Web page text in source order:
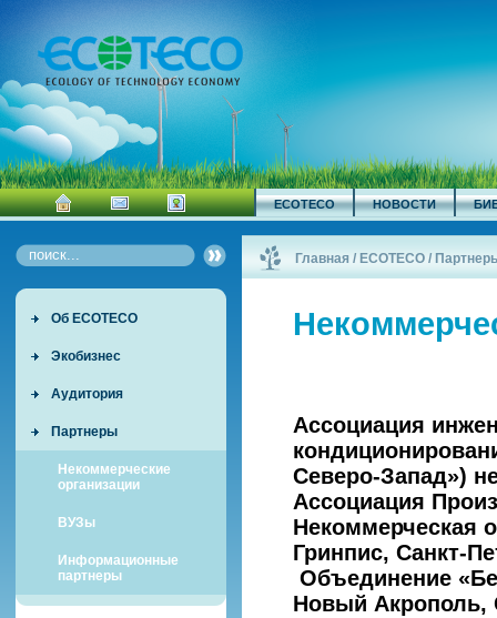
ECOTECO НОВОСТИ
Об ECOTECO
Экобизнес
Аудитория
Партнеры
Некоммерческие
организации
ВУЗы
Информационные
партнеры
Главная / ECOTECO /
Ассоциация
Северо-Запад»)
Ассоциация
Некоммерческая
Гринпис, Санкт-
Объединение
Новый Акрополь,